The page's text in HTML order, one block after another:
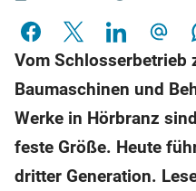
Vom Schlosserbetrieb
Baumaschinen und
Werke in Hörbranz
feste Größe. Heute
dritter Generation.